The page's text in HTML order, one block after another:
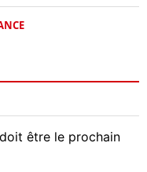
être le prochain